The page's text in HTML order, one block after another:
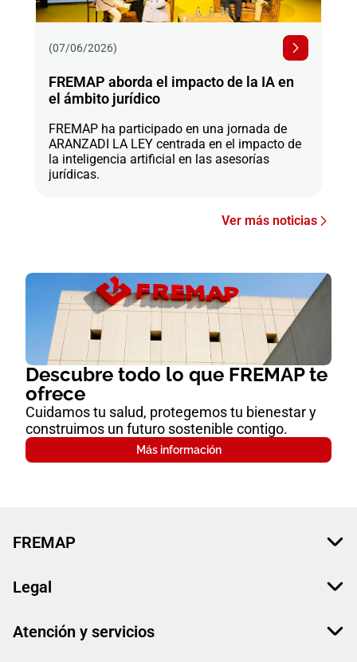
(07/06/2026)
FREMAP aborda el impacto de la IA en
el ámbito jurídico
FREMAP ha participado en una jornada de
ARANZADI LA LEY centrada en el impacto de
la inteligencia artificial en las asesorías
jurídicas.
Ver más noticias
Descubre todo lo que FREMAP te
ofrece
Cuidamos tu salud, protegemos tu bienestar y
construimos un futuro sostenible contigo.
Más información
FREMAP
Legal
Atención y servicios